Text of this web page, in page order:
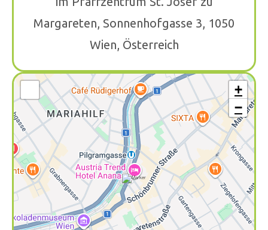
Margareten, Sonnenhofgasse 3, 1050
Wien, Österreich
+
−